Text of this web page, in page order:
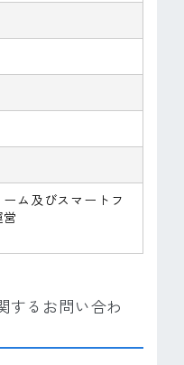
ム及びスマートフ
するお問い合わ